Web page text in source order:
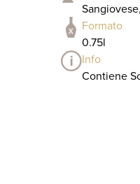
Formato
0.75l
Info
Contiene